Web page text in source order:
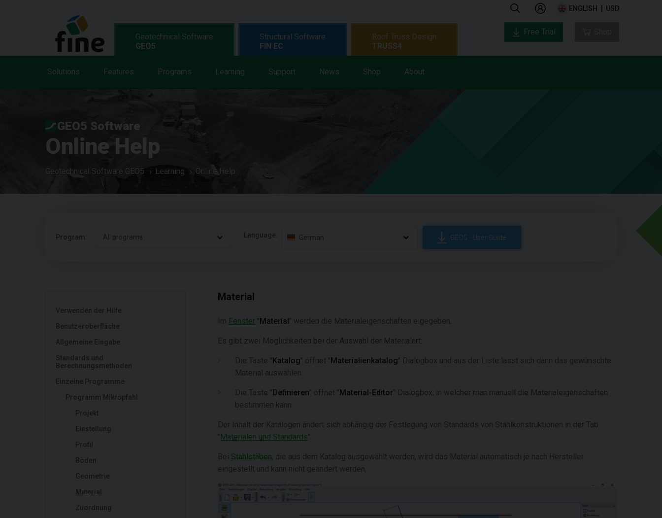
ENGLISH USD
Geotechnical Software
GEO5
Solutions Features Programs Learning Support News Shop About
Structural Software
FIN EC
Roof Truss Design
TRUSS4
Free Trial
GEO5 Software
Online Help
Geotechnical Software GEO5 Learning Online Help
Program: All programs Language: German GEO5 - User Guide
Verwenden der Hilfe
Benutzeroberfläche
Allgemeine Eingabe
Standards und
Berechnungsmethoden
Einzelne Programme
Programm Mikropfahl
Projekt
Einstellung
Profil
Böden
Geometrie
Material
Zuordnung
Material
Im Fenster "Material" werden die Materialeigenschaften eigegeben.
Es gibt zwei Möglichkeiten bei der Auswahl der Materialart:
Die Taste "Katalog" öffnet "Materialienkatalog" Dialogbox und aus der Liste lässt sich dann das gewünschte
Material auswählen.
Die Taste "Definieren" öffnet "Material-Editor" Dialogbox, in welcher man manuell die Materialeigenschaften
bestimmen kann.
Der Inhalt der Katalogen ändert sich abhängig der Festlegung von Standards von Stahlkonstruktionen in der Tab
"Materialen und Standards".
Bei Stahlstäben, die aus dem Katalog ausgewählt werden, wird das Material automatisch je nach Hersteller
eingestellt und kann nicht geändert werden.